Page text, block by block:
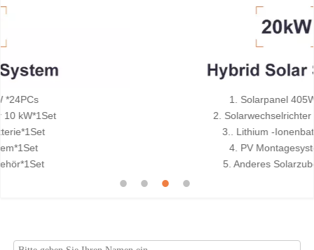
2. Solarwechselrichter 10 kW*2Set
3.. Lithium -Ionenbatterie*1Set
5. Anderes Solarzubehör*1Set